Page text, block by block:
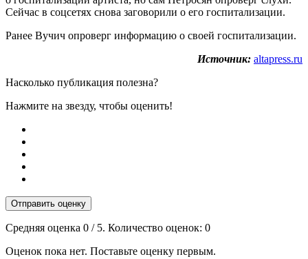
Сейчас в соцсетях снова заговорили о его госпитализации.
Ранее Вучич опроверг информацию о своей госпитализации.
Источник: altapress.ru
Насколько публикация полезна?
Нажмите на звезду, чтобы оценить!
Отправить оценку
Средняя оценка 0 / 5. Количество оценок: 0
Оценок пока нет. Поставьте оценку первым.